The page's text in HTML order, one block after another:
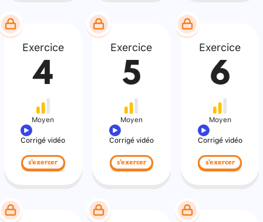
Exercice
4
Moyen
Corrigé vidéo
s'exercer
Exercice
5
Moyen
Corrigé vidéo
s'exercer
Exercice
6
Moyen
Corrigé vidéo
s'exercer